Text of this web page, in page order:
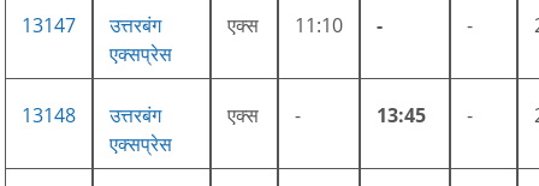
13147
उत्तरबंग
एक्सप्रेस
एक्स 11:10 - -
13148
उत्तरबंग
एक्सप्रेस
एक्स - 13:45 -